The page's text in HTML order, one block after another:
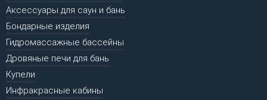
Аксессуары для саун и бань
Бондарные изделия
Гидромассажные бассейны
Дровяные печи для бань
Купели
Инфракрасные кабины